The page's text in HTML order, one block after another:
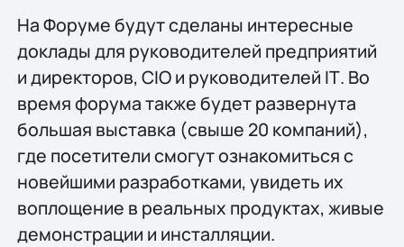
На Форуме будут сделаны интересные
доклады для руководителей предприятий
и директоров, CIO и руководителей IТ. Во
время форума также будет развернута
большая выставка (свыше 20 компаний),
где посетители смогут ознакомиться с
новейшими разработками, увидеть их
воплощение в реальных продуктах, живые
демонстрации и инсталляции.